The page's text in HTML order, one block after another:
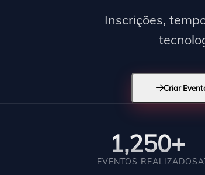
Inscrições,
Criar
1,250+
EVENTOS REALIZADOS